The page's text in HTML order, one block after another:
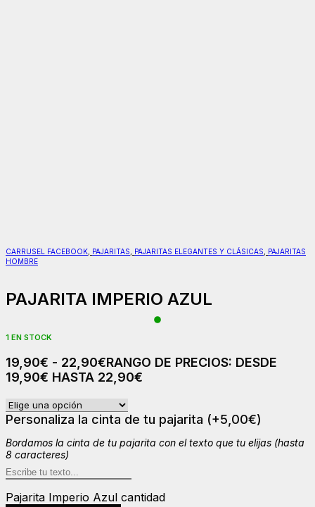
CARRUSEL FACEBOOK PAJARITAS PAJARITAS ELEGANTES Y CLÁSICAS
PAJARITAS
HOMBRE
PAJARITA IMPERIO AZUL
1 EN STOCK
19,90€ - 22,90€RANGO DE PRECIOS: DESDE
19,90€ HASTA 22,90€
Personaliza la cinta de tu pajarita (+5,00€)
Bordamos la cinta de tu pajarita con el texto que tu elijas (hasta
8 caracteres)
Pajarita Imperio Azul cantidad